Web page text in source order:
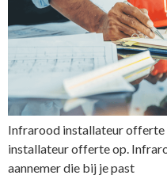
Infrarood installateur offerte
installateur offerte op.
aannemer die bij je past